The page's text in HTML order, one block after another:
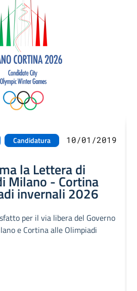
Candidatura 10/01/2019
la Lettera di
Milano - Cortina
invernali 2026
per il via libera del Governo
e Cortina alle Olimpiadi